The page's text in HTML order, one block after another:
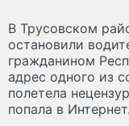
В Трусовском
остановили
гражданином
адрес одного из
полетела
попала в Интернет.